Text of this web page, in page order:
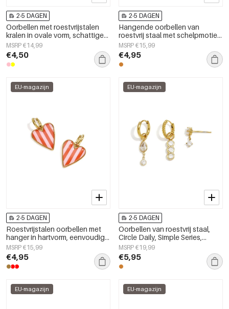
2-5 DAGEN
Oorbellen met roestvrijstalen
kralen in ovale vorm, schattige
en eenvoudige serie voor
dagelijks gebruik,
damessieraden
MSRP €14,99
€4,50
2-5 DAGEN
Hangende oorbellen van
roestvrij staal met schelpmotief,
Simple Simple serie, dames
sieraden
MSRP €15,99
€4,95
EU-magazijn
2-5 DAGEN
Roestvrijstalen oorbellen met
hanger in hartvorm, eenvoudige
dagelijkse serie, damessieraden
MSRP €15,99
€4,95
EU-magazijn
2-5 DAGEN
Oorbellen van roestvrij staal,
Circle Daily, Simple Series,
damessieraden.
MSRP €19,99
€5,95
EU-magazijn EU-magazijn